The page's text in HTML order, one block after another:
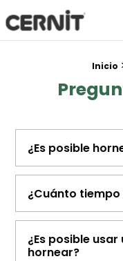
Cernit Une qualité
Inicio
¿Es posible
¿Cuánto
¿Es posible
hornear?